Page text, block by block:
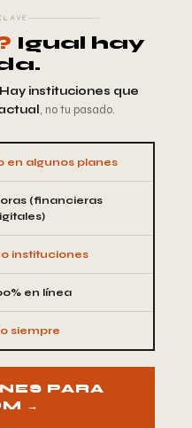
Igual hay
Hay instituciones que
, no tu pasado.
en algunos planes
(financieras
instituciones
en línea
siempre
PARA
→